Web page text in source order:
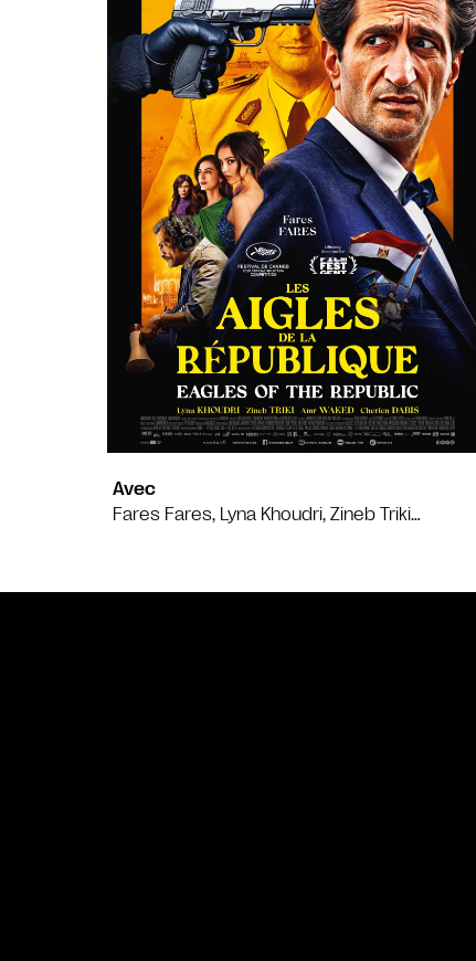
Avec
Fares Fares, Lyna Khoudri, Zineb Triki…